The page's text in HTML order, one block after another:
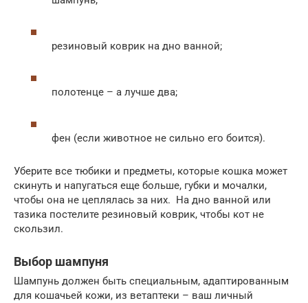
резиновый коврик на дно ванной;
полотенце – а лучше два;
фен (если животное не сильно его боится).
Уберите все тюбики и предметы, которые кошка может
скинуть и напугаться еще больше, губки и мочалки,
чтобы она не цеплялась за них. На дно ванной или
тазика постелите резиновый коврик, чтобы кот не
скользил.
Выбор шампуня
Шампунь должен быть специальным, адаптированным
для кошачьей кожи, из ветаптеки – ваш личный